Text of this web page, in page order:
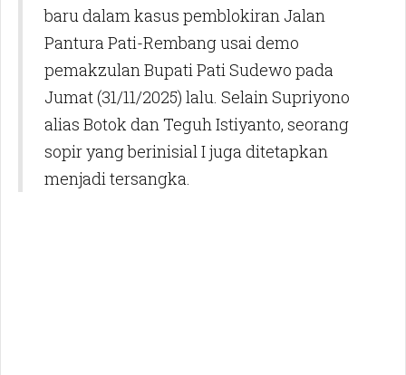
baru dalam kasus pemblokiran Jalan
Pantura Pati-Rembang usai demo
pemakzulan Bupati Pati Sudewo pada
Jumat (31/11/2025) lalu. Selain Supriyono
alias Botok dan Teguh Istiyanto, seorang
sopir yang berinisial I juga ditetapkan
menjadi tersangka.